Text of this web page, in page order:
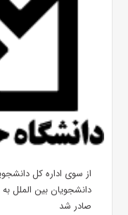
از سوی اداره کل
دانشجویان بین الملل
صادر شد